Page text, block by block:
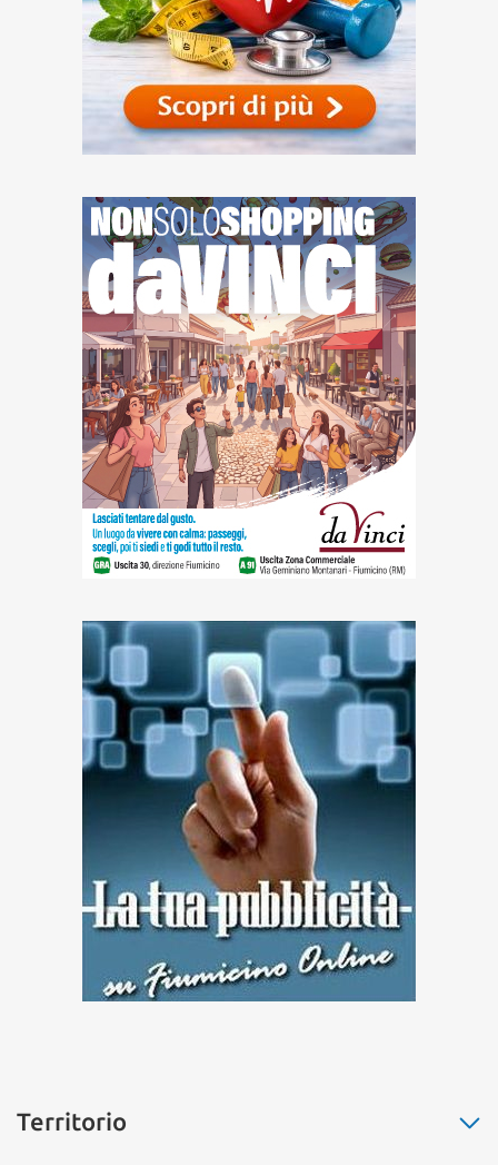
Territorio